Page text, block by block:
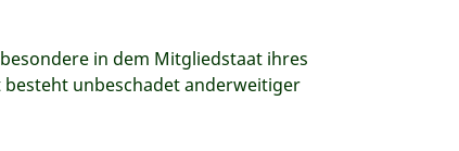
in dem Mitgliedstaat ihres
unbeschadet anderweitiger